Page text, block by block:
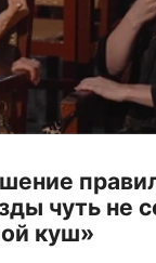
чуть не
куш»